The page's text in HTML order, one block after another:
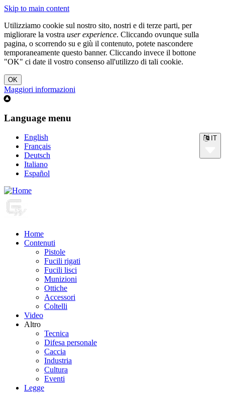
Skip to main content
Utilizziamo cookie sul nostro sito, nostri e di terze parti, per
migliorare la vostra user experience. Cliccando ovunque sulla
pagina, o scorrendo su e giù il contenuto, potete nascondere
temporaneamente questo banner. Cliccando invece il bottone
"OK" ci date il vostro consenso all'utilizzo di tali cookie.
Maggiori informazioni
Language menu
IT
English
Français
Deutsch
Italiano
Español
Home
Contenuti
Pistole
Fucili rigati
Fucili lisci
Munizioni
Ottiche
Accessori
Coltelli
Video
Altro
Tecnica
Difesa personale
Caccia
Industria
Cultura
Eventi
Legge